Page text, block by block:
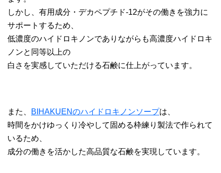
しかし、有用成分・デカペプチド-12がその働きを強力に
サポートするため、
低濃度のハイドロキノンでありながらも高濃度ハイドロキ
ノンと同等以上の
白さを実感していただける石鹸に仕上がっています。
また、 BIHAKUENのハイドロキノンソープは、
時間をかけゆっくり冷やして固める枠練り製法で作られて
いるため、
成分の働きを活かした高品質な石鹸を実現しています。